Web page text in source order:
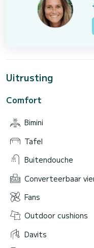
Uitrusting
Comfort
Bimini
Tafel
Buitendouche
Converteerbaar
Fans
Outdoor cushions
Davits